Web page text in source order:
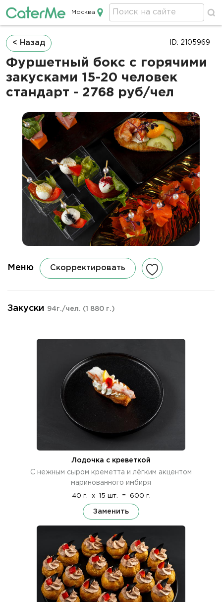
Кейтеринг в Москве
Москва
Строка
навигации
< Назад
Фуршетный бокс с горячими
закусками 15-20 человек
стандарт - 2768 руб/чел
ID: 2105969
Меню Скорректировать
Закуски 94г./чел. (1 880 г.)
Лодочка с креветкой
С нежным сыром креметта и лёгким акцентом
маринованного имбиря
40 г. x 15 шт. = 600 г.
Заменить